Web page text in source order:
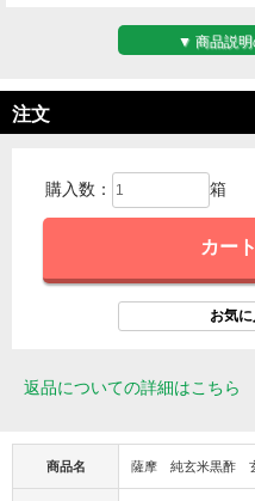
がりください。油分、塩分の
て頂く時にもお勧めです。
※まとめ買いの割引は商品名
※同梱商品に対しては、割引
承ください。
▼ 商品説
注文
購入数： 箱
返品についての詳細はこちら
商品名 薩摩 純玄米黒酢